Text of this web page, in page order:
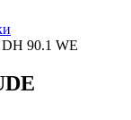
90.1 WE